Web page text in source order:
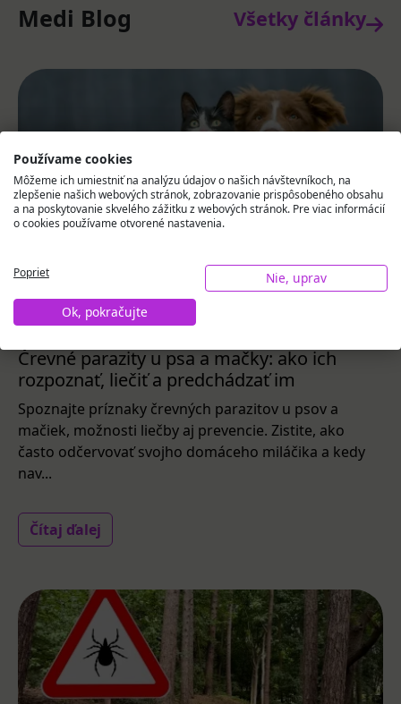
Medi Blog Všetky články
31.07.2026#Trápi ma
Črevné parazity u psa a mačky: ako ich
rozpoznať, liečiť a predchádzať im
Spoznajte príznaky črevných parazitov u psov a
mačiek, možnosti liečby aj prevencie. Zistite, ako
často odčervovať svojho domáceho miláčika a kedy
nav...
Čítaj ďalej
Používame cookies
Môžeme ich umiestniť na analýzu údajov o našich návštevníkoch, na
zlepšenie našich webových stránok, zobrazovanie prispôsobeného obsahu
a na poskytovanie skvelého zážitku z webových stránok. Pre viac informácií
o cookies používame otvorené nastavenia.
Poprieť
Nie, uprav
Ok, pokračujte